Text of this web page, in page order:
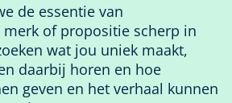
de essentie van
merk of propositie scherp in
wat jou uniek maakt,
daarbij horen en hoe
geven en het verhaal kunnen